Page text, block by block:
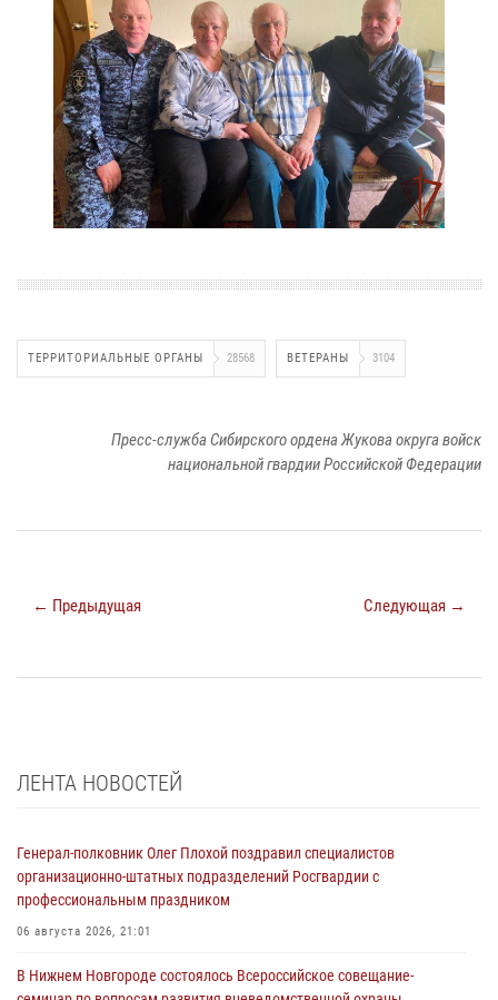
ТЕРРИТОРИАЛЬНЫЕ ОРГАНЫ 28568 ВЕТЕРАНЫ 3104
Пресс-служба Сибирского ордена Жукова округа войск
национальной гвардии Российской Федерации
← Предыдущая Следующая →
ЛЕНТА НОВОСТЕЙ
Генерал-полковник Олег Плохой поздравил специалистов
организационно-штатных подразделений Росгвардии с
профессиональным праздником
06 августа 2026, 21:01
В Нижнем Новгороде состоялось Всероссийское совещание-